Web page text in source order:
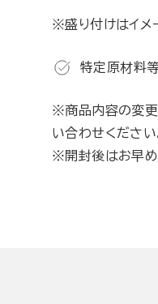
※盛り付けはイメ
特定原材料等
※商品内容の変更
い合わせください
※開封後はお早め